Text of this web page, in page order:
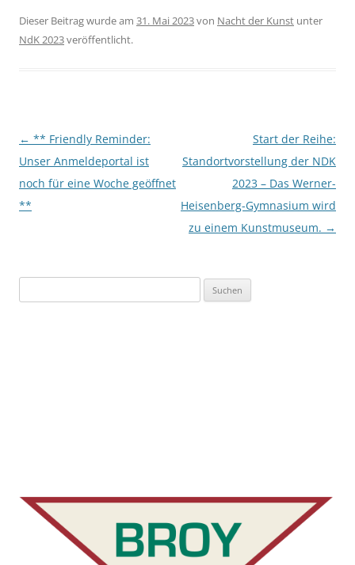
Dieser Beitrag wurde am 31. Mai 2023von Nacht der Kunst unter
NdK 2023veröffentlicht.
Beitragsnavigation
← ** Friendly Reminder:
Unser Anmeldeportal ist
noch für eine Woche geöffnet
**
Start der Reihe:
Standortvorstellung der NDK
2023 – Das Werner-
Heisenberg-Gymnasium wird
zu einem Kunstmuseum. →
nach: